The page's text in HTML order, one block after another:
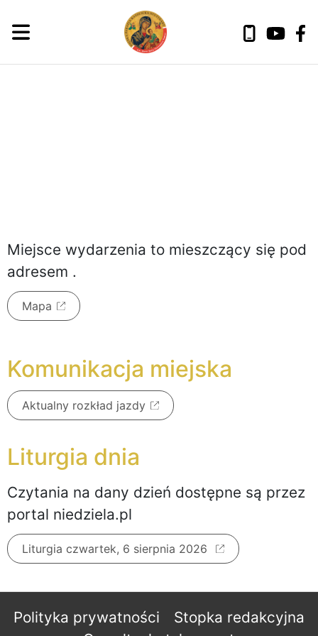
Miejsce wydarzenia to mieszczący się pod
adresem .
Mapa
Komunikacja miejska
Aktualny rozkład jazdy
Liturgia dnia
Czytania na dany dzień dostępne są przez
portal niedziela.pl
Liturgia czwartek, 6 sierpnia 2026
Polityka prywatności
Stopka redakcyjna